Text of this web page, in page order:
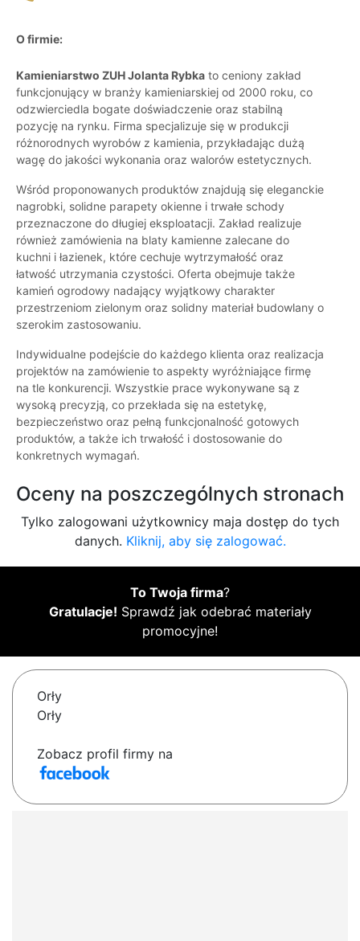
O firmie:
Kamieniarstwo ZUH Jolanta Rybka to ceniony zakład
funkcjonujący w branży kamieniarskiej od 2000 roku, co
odzwierciedla bogate doświadczenie oraz stabilną
pozycję na rynku. Firma specjalizuje się w produkcji
różnorodnych wyrobów z kamienia, przykładając dużą
wagę do jakości wykonania oraz walorów estetycznych.
Wśród proponowanych produktów znajdują się eleganckie
nagrobki, solidne parapety okienne i trwałe schody
przeznaczone do długiej eksploatacji. Zakład realizuje
również zamówienia na blaty kamienne zalecane do
kuchni i łazienek, które cechuje wytrzymałość oraz
łatwość utrzymania czystości. Oferta obejmuje także
kamień ogrodowy nadający wyjątkowy charakter
przestrzeniom zielonym oraz solidny materiał budowlany o
szerokim zastosowaniu.
Indywidualne podejście do każdego klienta oraz realizacja
projektów na zamówienie to aspekty wyróżniające firmę
na tle konkurencji. Wszystkie prace wykonywane są z
wysoką precyzją, co przekłada się na estetykę,
bezpieczeństwo oraz pełną funkcjonalność gotowych
produktów, a także ich trwałość i dostosowanie do
konkretnych wymagań.
Oceny na poszczególnych stronach
Tylko zalogowani użytkownicy maja dostęp do tych
danych. Kliknij, aby się zalogować.
To Twoja firma?
Gratulacje! Sprawdź jak odebrać materiały
promocyjne!
Orły
Orły
Zobacz profil firmy na